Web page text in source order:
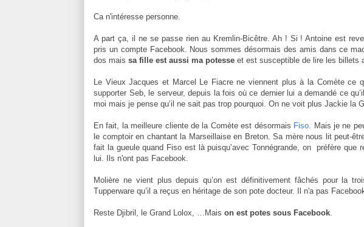
Ca n'intéresse personne.
A part ça, il ne se passe rien au Kremlin-Bicêtre. Ah ! Si ! Antoine est
pris un compte Facebook. Nous sommes désormais des amis dans ce
dos mais sa fille est aussi ma potesse et est susceptible de lire les billets
Le Vieux Jacques et Marcel Le Fiacre ne viennent plus à la Comète ce
supporter Seb, le serveur, depuis la fois où ce dernier lui a demandé ce
moi mais je pense qu’il ne sait pas trop pourquoi. On ne voit plus Jackie la
En fait, la meilleure cliente de la Comète est désormais Fiso . Mais je ne
le comptoir en chantant la Marseillaise en Breton. Sa mère nous lit peut-
fait la gueule quand Fiso est là puisqu’avec Tonnégrande, on préfère que
lui. Ils n'ont pas Facebook.
Molière ne vient plus depuis qu’on est définitivement fâchés pour la
Tupperware qu’il a reçus en héritage de son pote docteur. Il n'a pas
Reste Djibril, le Grand Lolox, …Mais on est potes sous Facebook